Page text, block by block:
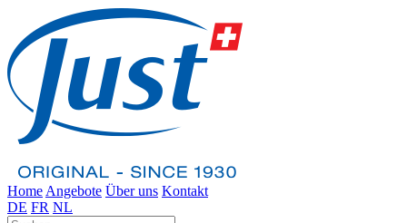
Home Angebote Über uns Kontakt
DE FR NL